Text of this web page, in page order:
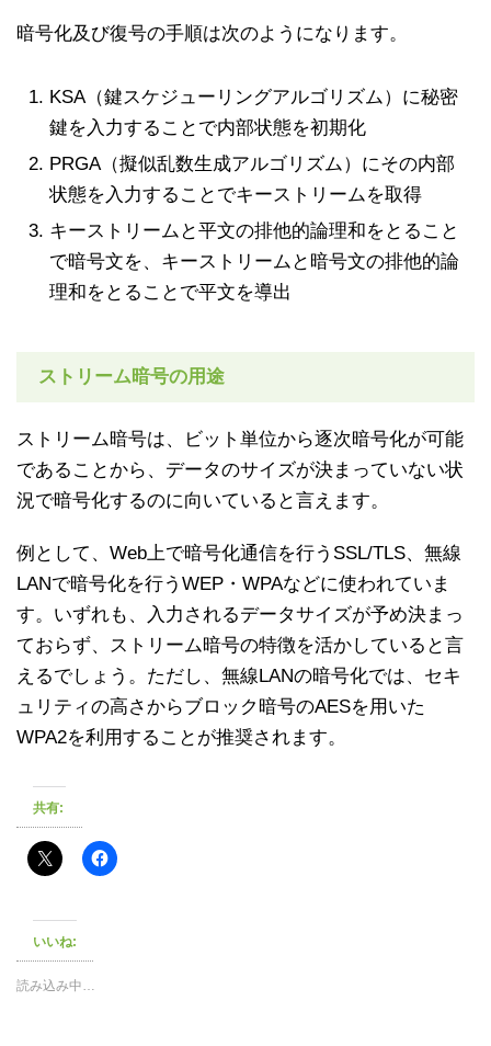
暗号化及び復号の手順は次のようになります。
KSA（鍵スケジューリングアルゴリズム）に秘密
鍵を入力することで内部状態を初期化
PRGA（擬似乱数生成アルゴリズム）にその内部
状態を入力することでキーストリームを取得
キーストリームと平文の排他的論理和をとること
で暗号文を、キーストリームと暗号文の排他的論
理和をとることで平文を導出
ストリーム暗号の用途
ストリーム暗号は、ビット単位から逐次暗号化が可能
であることから、データのサイズが決まっていない状
況で暗号化するのに向いていると言えます。
例として、Web上で暗号化通信を行うSSL/TLS、無線
LANで暗号化を行うWEP・WPAなどに使われていま
す。いずれも、入力されるデータサイズが予め決まっ
ておらず、ストリーム暗号の特徴を活かしていると言
えるでしょう。ただし、無線LANの暗号化では、セキ
ュリティの高さからブロック暗号のAESを用いた
WPA2を利用することが推奨されます。
共有:
いいね:
読み込み中…